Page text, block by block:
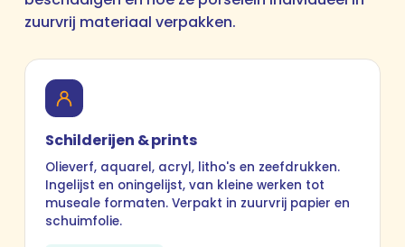
zuurvrij materiaal verpakken.
Schilderijen & prints
Olieverf, aquarel, acryl, litho's en zeefdrukken.
Ingelijst en oningelijst, van kleine werken tot
museale formaten. Verpakt in zuurvrij papier en
schuimfolie.